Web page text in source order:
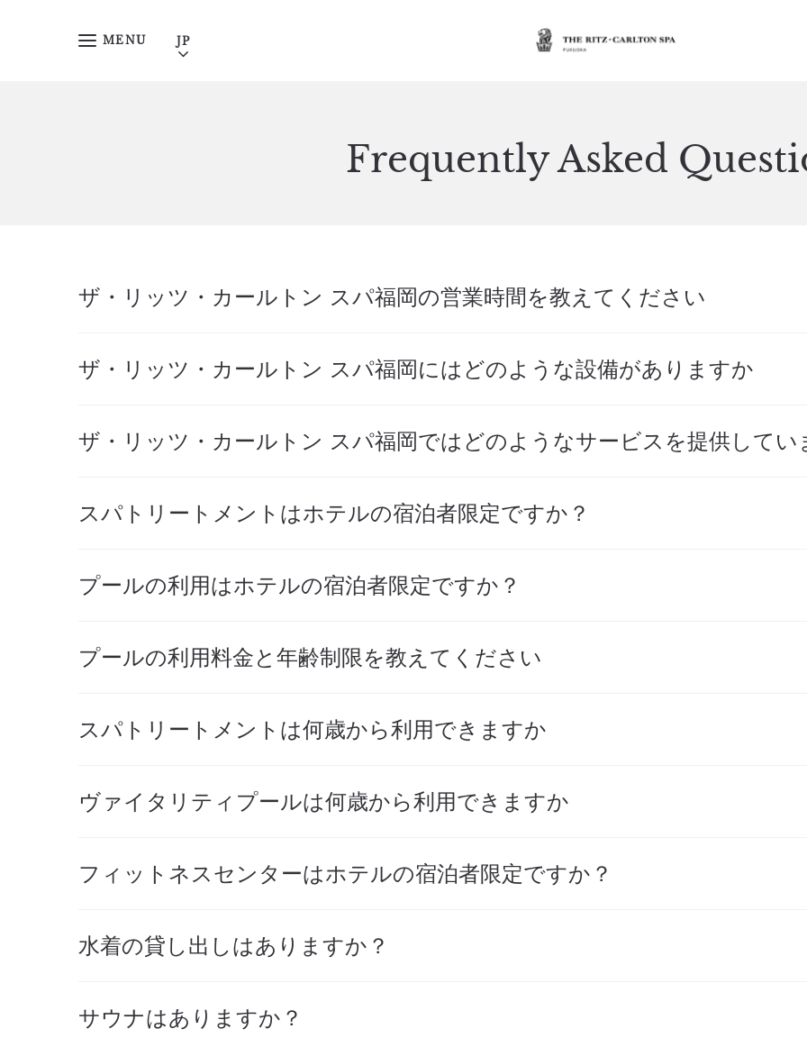
MENU
Frequently Asked
ザ・リッツ・カールトン スパ福岡の営業時間を教えてください
ザ・リッツ・カールトン スパ福岡にはどのような設備がありますか
ザ・リッツ・カールトン スパ福岡ではどのようなサービスを提供してい
スパトリートメントはホテルの宿泊者限定ですか？
プールの利用はホテルの宿泊者限定ですか？
プールの利用料金と年齢制限を教えてください
スパトリートメントは何歳から利用できますか
ヴァイタリティプールは何歳から利用できますか
フィットネスセンターはホテルの宿泊者限定ですか？
水着の貸し出しはありますか？
サウナはありますか？